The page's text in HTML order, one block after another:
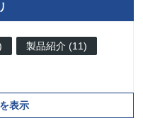
製品紹介 (11)
表示